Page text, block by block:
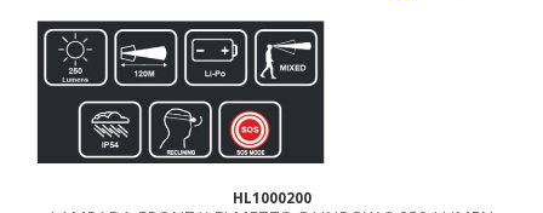
HL1000200